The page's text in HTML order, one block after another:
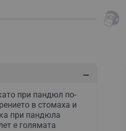
при пандюл по-
в стомаха и
при пандюла
е голямата